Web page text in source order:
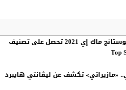
سيارات موستانج ماك إي 2021 تحصل على تصنيف
Top
«مازيراتي» تكشف عن ليڤانتي هايبرد